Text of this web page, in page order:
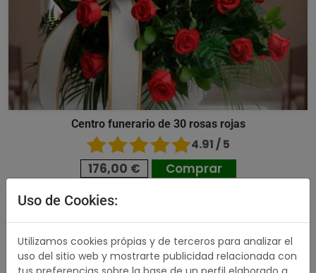
Centro funerario de 30 rosas rojas
4.91 / 5
176,00 € Comprar
489,00 €
Uso de Cookies:
Utilizamos cookies própias y de terceros para analizar el
uso del sitio web y mostrarte publicidad relacionada con